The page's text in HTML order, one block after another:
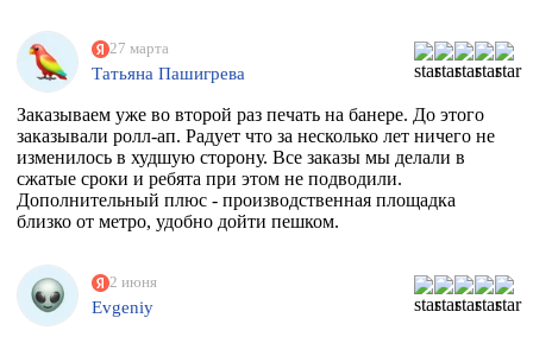
27 марта
Татьяна Пашигрева
Заказываем уже во второй раз печать на банере. До этого
заказывали ролл-ап. Радует что за несколько лет ничего не
изменилось в худшую сторону. Все заказы мы делали в
сжатые сроки и ребята при этом не подводили.
Дополнительный плюс - производственная площадка
близко от метро, удобно дойти пешком.
2 июня
Evgeniy